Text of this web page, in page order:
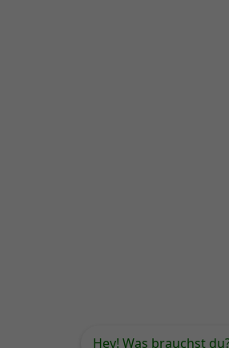
Hey! Was brauchst